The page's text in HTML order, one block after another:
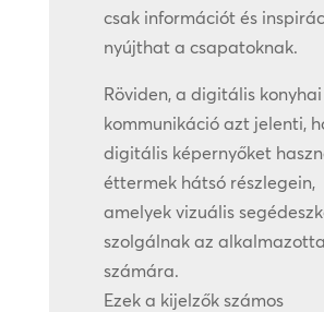
csak információt és
nyújthat a csapatoknak.
Röviden, a digitális konyhai
kommunikáció azt jelenti,
digitális képernyőket
éttermek hátsó részlegein,
amelyek vizuális
szolgálnak az
számára.
Ezek a kijelzők számos